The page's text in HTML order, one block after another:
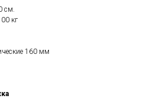
см.
кг
160 мм